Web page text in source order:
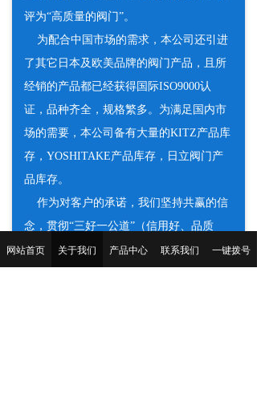
评为“高质量的阀门”。
为配合中国市场的需求，本公司还引进
了其它日本及欧美品牌的阀门产品，且所
经销的产品都已经获得国际ISO9000认
证，品种齐全，规格繁多。为满足国内市
场的需要，本公司备有大量的KITZ产品库
存，YOSHITAKE产品库存，日立阀门产
品库存。
作为对客户的承诺，我们坚持共赢的信
念，贯彻“三好一公道”（信用好、品质
好、服务好、价格公道）的诚信原则，是
网站首页 关于我们 产品中心 联系我们 一键拨号